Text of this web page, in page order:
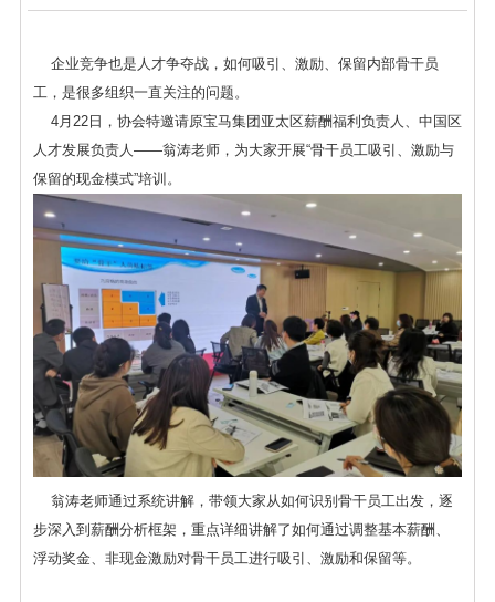
企业竞争也是人才争夺战，如何吸引、激励、保留内部骨干员
工，是很多组织一直关注的问题。
4月22日，协会特邀请原宝马集团亚太区薪酬福利负责人、中国区
人才发展负责人——翁涛老师，为大家开展“骨干员工吸引、激励与
保留的现金模式”培训。
翁涛老师通过系统讲解，带领大家从如何识别骨干员工出发，逐
步深入到薪酬分析框架，重点详细讲解了如何通过调整基本薪酬、
浮动奖金、非现金激励对骨干员工进行吸引、激励和保留等。